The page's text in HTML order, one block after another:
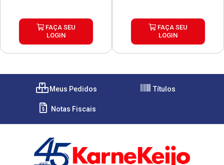
FAÇA SEU
LOGIN
FAÇA SEU
LOGIN
Meus Pedidos Títulos
Notas Fiscais